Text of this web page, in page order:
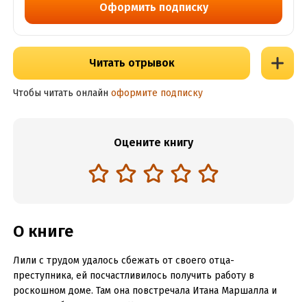
Оформить подписку
Читать отрывок
Чтобы читать онлайн оформите подписку
Оцените книгу
О книге
Лили с трудом удалось сбежать от своего отца-
преступника, ей посчастливилось получить работу в
роскошном доме. Там она повстречала Итана Маршалла и